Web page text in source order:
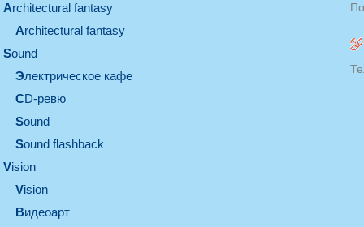
architectural fantasy
architectural fantasy
sound
электрическое кафе
CD-ревю
sound
Sound flashback
vision
vision
видеоарт